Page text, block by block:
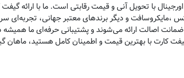
با تحویل آنی و قیمت رقابتی است. ما با ارائه
،مایکروسافت و دیگر برندهای معتبر جهانی، تجربه‌ای
اصالت ارائه می‌شوند و پشتیبانی حرفه‌ای ما
کارت با بهترین قیمت و اطمینان کامل هستید، ماهان